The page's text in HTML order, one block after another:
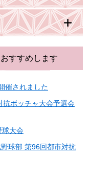
すすめします
催されました
抗ボッチャ大会予選会
球大会
球部 第96回都市対抗